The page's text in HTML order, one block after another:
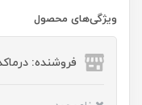
ویژگی‌های محصول
فروشنده: